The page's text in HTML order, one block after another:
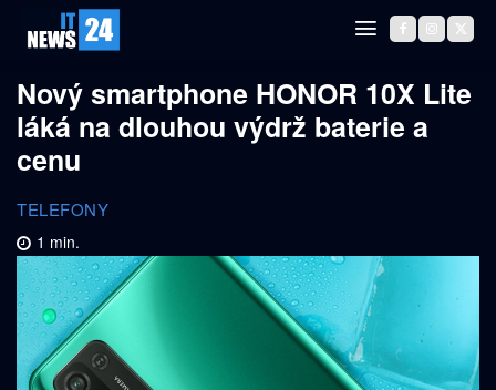
Nový smartphone HONOR 10X Lite
láká na dlouhou výdrž baterie a
cenu
TELEFONY
1 min.